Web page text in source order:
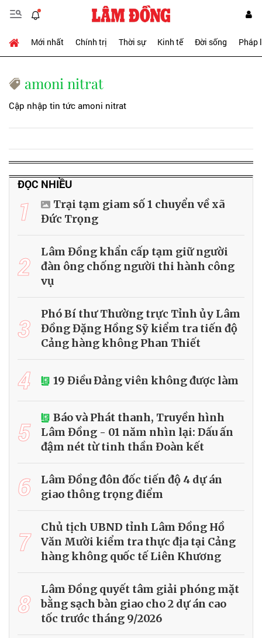
Mới nhất Chính trị Thời sự Kinh tế Đời sống Pháp
amoni nitrat
Cập nhập tin tức amoni nitrat
ĐỌC NHIỀU
1
Trại tạm giam số 1 chuyển về xã
Đức Trọng
2
Lâm Đồng khẩn cấp tạm giữ người
đàn ông chống người thi hành công
vụ
3
Phó Bí thư Thường trực Tỉnh ủy Lâm
Đồng Đặng Hồng Sỹ kiểm tra tiến độ
Cảng hàng không Phan Thiết
4 19 Điều Đảng viên không được làm
5
Báo và Phát thanh, Truyền hình
Lâm Đồng - 01 năm nhìn lại: Dấu ấn
đậm nét từ tinh thần Đoàn kết
6
Lâm Đồng đôn đốc tiến độ 4 dự án
giao thông trọng điểm
7
Chủ tịch UBND tỉnh Lâm Đồng Hồ
Văn Mười kiểm tra thực địa tại Cảng
hàng không quốc tế Liên Khương
8
Lâm Đồng quyết tâm giải phóng mặt
bằng sạch bàn giao cho 2 dự án cao
tốc trước tháng 9/2026